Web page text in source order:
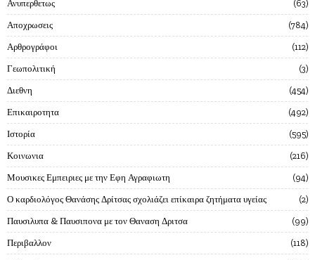
Ανυπερθετως 63
Αποχρωσεις 784
Αρθρογράφοι 112
Γεωπολιτική 3
Διεθνη 454
Επικαιροτητα 492
Ιστορία 595
Κοινωνια 216
Μουσικες Εμπειριες με την Εφη Αγραφιωτη 94
Ο καρδιολόγος Θανάσης Δρίτσας σχολιάζει επίκαιρα ζητήματα υγείας 2
Παυσιλυπα & Παυσιπονα με τον Θαναση Δριτσα 99
Περιβαλλον 118